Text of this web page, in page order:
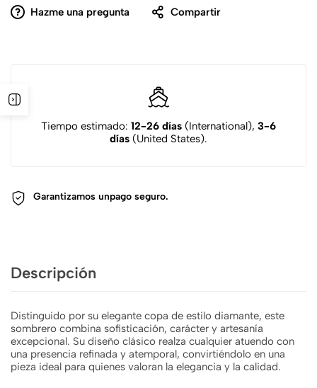
Hazme una pregunta Compartir
Tiempo estimado: 12-26 días (International), 3-6
días (United States).
Garantizamos unpago seguro.
Descripción
Distinguido por su elegante copa de estilo diamante, este
sombrero combina sofisticación, carácter y artesanía
excepcional. Su diseño clásico realza cualquier atuendo con
una presencia refinada y atemporal, convirtiéndolo en una
pieza ideal para quienes valoran la elegancia y la calidad.